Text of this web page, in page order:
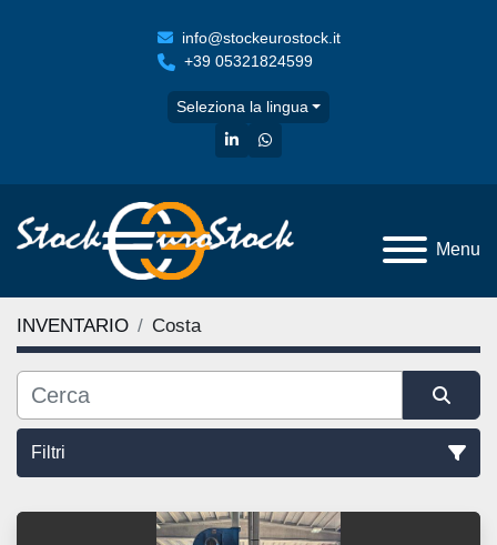
info@stockeurostock.it
+39 05321824599
Seleziona la lingua
linkedinwhatsapp
Menu
INVENTARIO Costa
Filtri
Tutte le categorie